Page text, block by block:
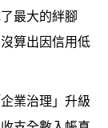
最大的絆腳
算出因信用低
業治理」升級